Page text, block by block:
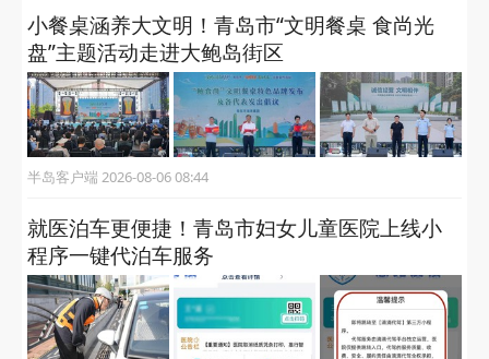
小餐桌涵养大文明！青岛市“文明餐桌 食尚光
盘”主题活动走进大鲍岛街区
半岛客户端 2026-08-06 08:44
就医泊车更便捷！青岛市妇女儿童医院上线小
程序一键代泊车服务